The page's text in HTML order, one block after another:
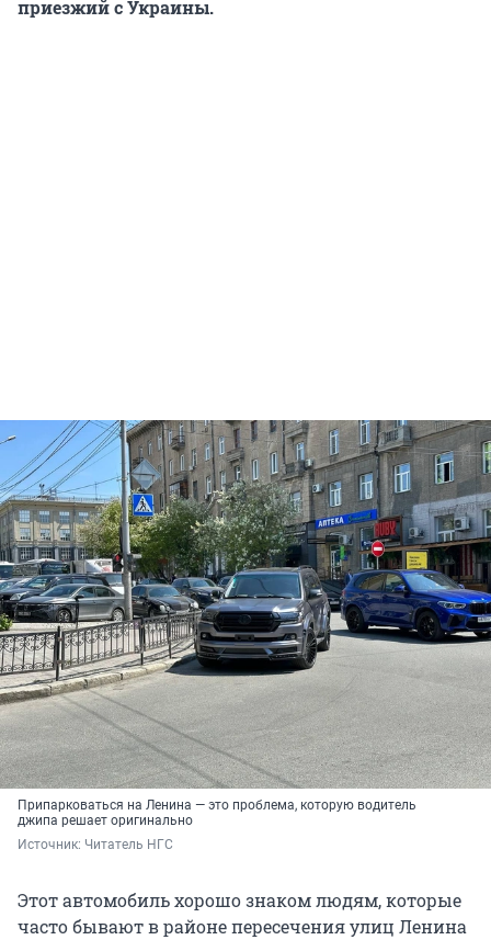
приезжий с Украины.
Припарковаться на Ленина — это проблема, которую водитель
джипа решает оригинально
Источник: Читатель НГС
Этот автомобиль хорошо знаком людям, которые
часто бывают в районе пересечения улиц Ленина